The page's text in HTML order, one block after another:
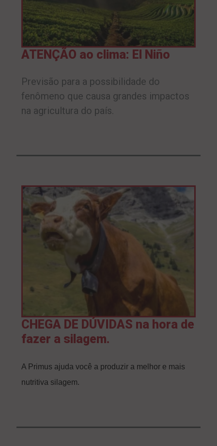
ATENÇÃO ao clima: El Niño
Previsão para a possibilidade do
fenômeno que causa grandes impactos
na agricultura do país.
CHEGA DE DÚVIDAS na hora de
fazer a silagem.
A Primus ajuda você a produzir a melhor e mais
nutritiva silagem.